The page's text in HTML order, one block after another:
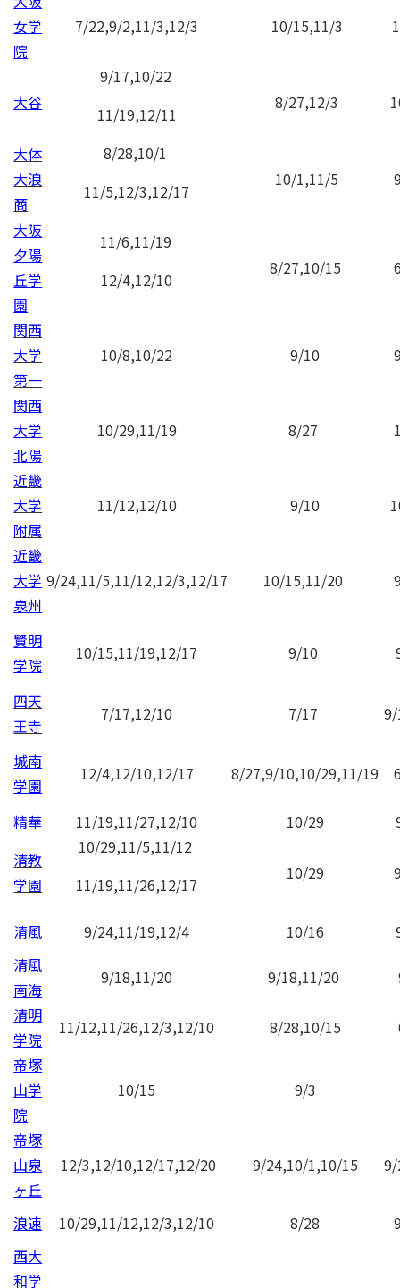
女学
院
7/22,9/2,11/3,12/3 10/15,11/3
大谷
9/17,10/22
11/19,12/11
8/27,12/3
大体
大浪
商
8/28,10/1
11/5,12/3,12/17
10/1,11/5
大阪
夕陽
丘学
園
11/6,11/19
12/4,12/10
8/27,10/15
関西
大学
第一
10/8,10/22 9/10
関西
大学
北陽
10/29,11/19 8/27
近畿
大学
附属
11/12,12/10 9/10
近畿
大学
泉州
9/24,11/5,11/12,12/3,12/17 10/15,11/20
賢明
学院
10/15,11/19,12/17 9/10
四天
王寺
7/17,12/10 7/17
城南
学園
12/4,12/10,12/17 8/27,9/10,10/29,11/19
精華 11/19,11/27,12/10 10/29
清教
学園
10/29,11/5,11/12
11/19,11/26,12/17
10/29
清風 9/24,11/19,12/4 10/16
清風
南海
9/18,11/20 9/18,11/20
清明
学院
11/12,11/26,12/3,12/10 8/28,10/15
帝塚
山学
院
10/15 9/3
帝塚
山泉
ヶ丘
12/3,12/10,12/17,12/20 9/24,10/1,10/15
浪速 10/29,11/12,12/3,12/10 8/28
西大
和学